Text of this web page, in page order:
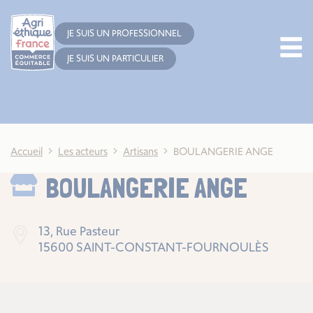
JE SUIS UN PROFESSIONNEL
JE SUIS UN PARTICULIER
Accueil Les acteurs Artisans BOULANGERIE ANGE
BOULANGERIE ANGE
13, Rue Pasteur
15600 SAINT-CONSTANT-FOURNOULÈS